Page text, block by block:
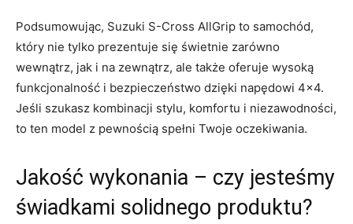
Podsumowując, Suzuki S-Cross AllGrip to‍ samochód,
który nie tylko prezentuje się świetnie zarówno
wewnątrz, jak i na zewnątrz,‍ ale także oferuje wysoką
funkcjonalność i bezpieczeństwo dzięki napędowi 4×4.
Jeśli szukasz kombinacji stylu, komfortu i niezawodności,
to ten model z ‌pewnością spełni Twoje oczekiwania.
Jakość wykonania – czy jesteśmy
świadkami solidnego produktu?